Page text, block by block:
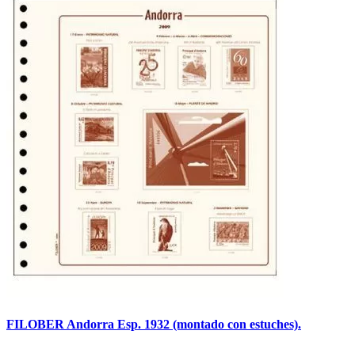
FILOBER Andorra Esp. 1932 (montado con estuches).